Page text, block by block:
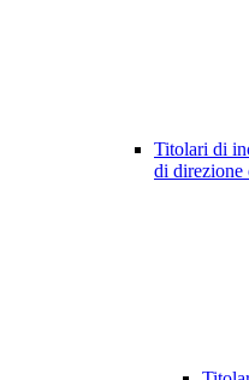
Titolari di
di direzione